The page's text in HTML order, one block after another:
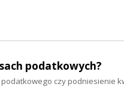
podatkowych?
czy podniesienie